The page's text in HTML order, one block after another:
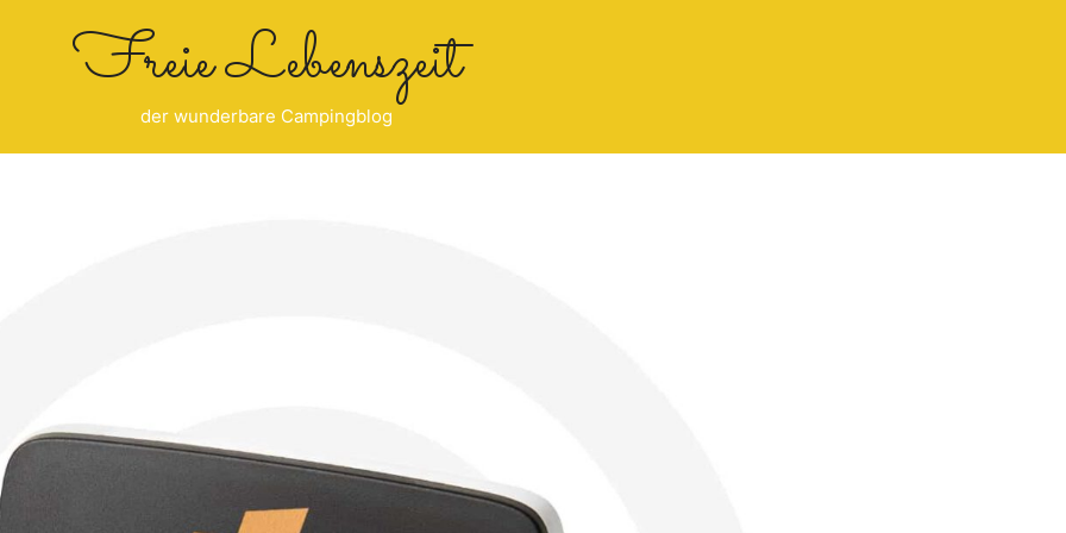
Freie Lebenszeit
der wunderbare Campingblog